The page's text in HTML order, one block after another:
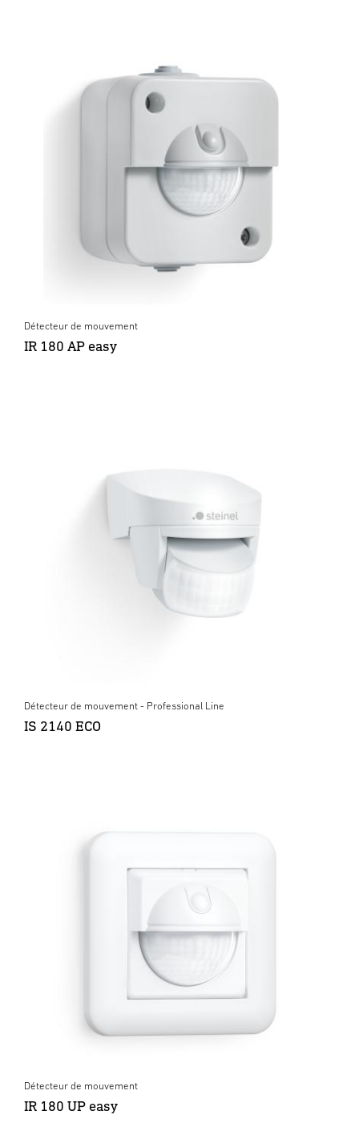
Détecteur de mouvement
IR 180 AP easy
Détecteur de mouvement - Professional Line
IS 2140 ECO
Détecteur de mouvement
IR 180 UP easy